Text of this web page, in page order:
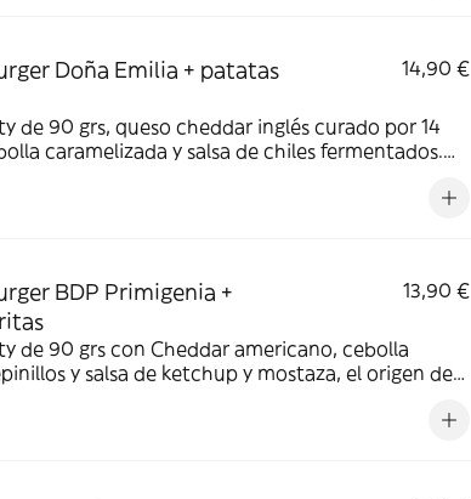
Doña Emilia + patatas
14,90 €
de 90 grs, queso cheddar inglés curado por 14
caramelizada y salsa de chiles fermentados.
BDP Primigenia +
13,90 €
de 90 grs con Cheddar americano, cebolla
y salsa de ketchup y mostaza, el origen de